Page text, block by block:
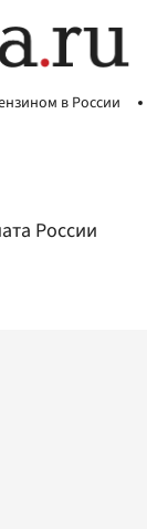
в России
России